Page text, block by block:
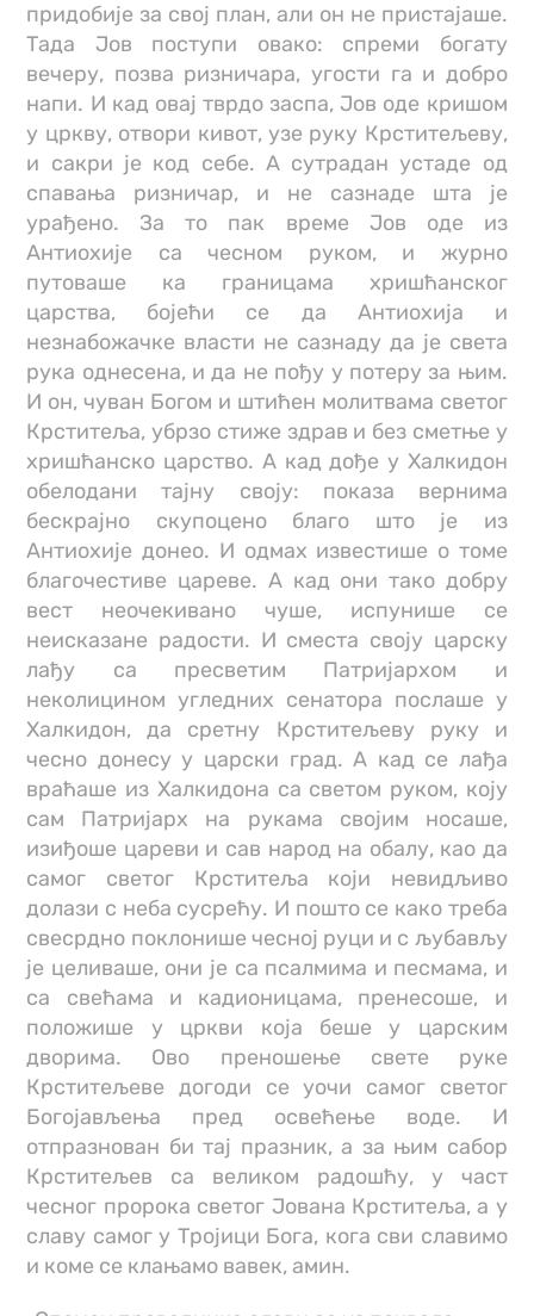
придобије за свој план, али он не пристајаше.
Тада Јов поступи овако: спреми богату
вечеру, позва ризничара, угости га и добро
напи. И кад овај тврдо заспа, Јов оде кришом
у цркву, отвори кивот, узе руку Крститељеву,
и сакри је код себе. А сутрадан устаде од
спавања ризничар, и не сазнаде шта је
урађено. За то пак време Јов оде из
Антиохије са чесном руком, и журно
путоваше ка границама хришћанског
царства, бојећи се да Антиохија и
незнабожачке власти не сазнаду да је света
рука однесена, и да не пођу у потеру за њим.
И он, чуван Богом и штићен молитвама светог
Крститеља, убрзо стиже здрав и без сметње у
хришћанско царство. А кад дође у Халкидон
обелодани тајну своју: показа вернима
бескрајно скупоцено благо што је из
Антиохије донео. И одмах известише о томе
благочестиве цареве. А кад они тако добру
вест неочекивано чуше, испунише се
неисказане радости. И сместа своју царску
лађу са пресветим Патријархом и
неколицином угледних сенатора послаше у
Халкидон, да сретну Крститељеву руку и
чесно донесу у царски град. А кад се лађа
враћаше из Халкидона са светом руком, коју
сам Патријарх на рукама својим носаше,
изиђоше цареви и сав народ на обалу, као да
самог светог Крститеља који невидљиво
долази с неба сусрећу. И пошто се како треба
свесрдно поклонише чесној руци и с љубављу
је целиваше, они је са псалмима и песмама, и
са свећама и кадионицама, пренесоше, и
положише у цркви која беше у царским
дворима. Ово преношење свете руке
Крститељеве догоди се уочи самог светог
Богојављења пред освећење воде. И
отпразнован би тај празник, a за њим сабор
Крститељев са великом радошћу, у част
чесног пророка светог Јована Крститеља, a y
славу самог у Тројици Бога, кога сви славимо
и коме се клањамо вавек, амин.